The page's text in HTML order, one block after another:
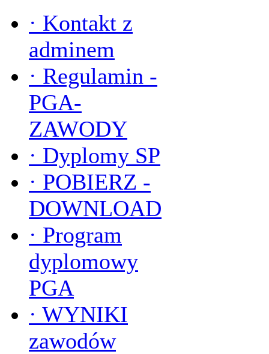
· Kontakt z
adminem
· Regulamin -
PGA-
ZAWODY
· Dyplomy SP
· POBIERZ -
DOWNLOAD
· Program
dyplomowy
PGA
· WYNIKI
zawodów